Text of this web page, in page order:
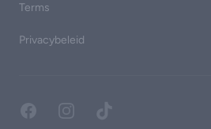
Terms
Privacybeleid